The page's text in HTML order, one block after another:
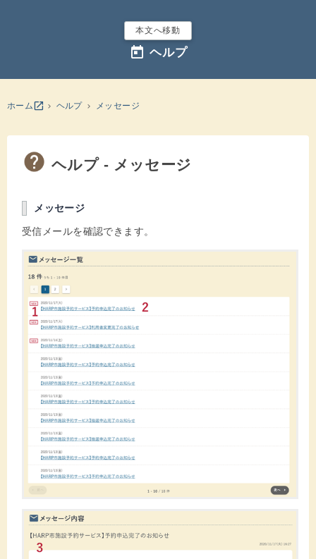
本文へ移動
today ヘルプ
ホームopen_in_new ヘルプ メッセージ
ヘルプ - メッセージ
メッセージ
受信メールを確認できます。